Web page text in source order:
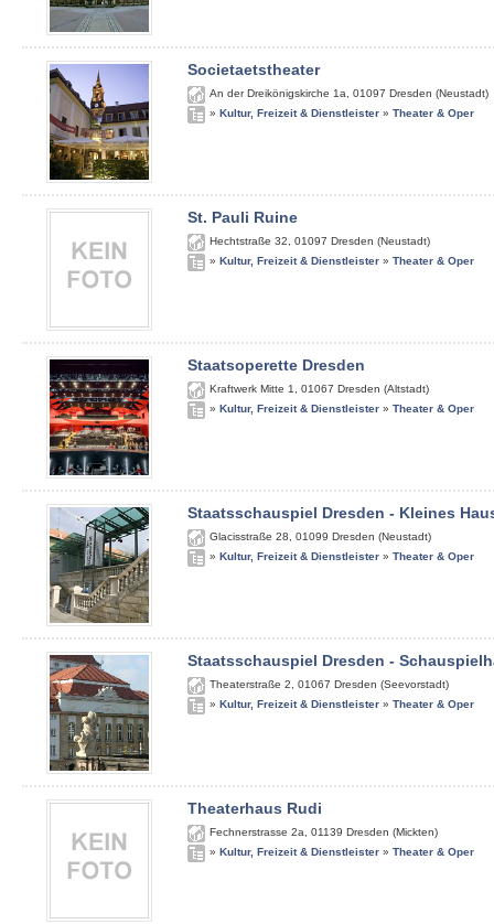
Societaetstheater
An der Dreikönigskirche 1a 01097 Dresden (Neustadt)
» Kultur, Freizeit & Dienstleister » Theater & Oper
St. Pauli Ruine
Hechtstraße 32 01097 Dresden (Neustadt)
» Kultur, Freizeit & Dienstleister » Theater & Oper
Staatsoperette Dresden
Kraftwerk Mitte 1 01067 Dresden (Altstadt)
» Kultur, Freizeit & Dienstleister » Theater & Oper
Staatsschauspiel Dresden - Kleines
Glacisstraße 28 01099 Dresden (Neustadt)
» Kultur, Freizeit & Dienstleister » Theater & Oper
Staatsschauspiel Dresden -
Theaterstraße 2 01067 Dresden (Seevorstadt)
» Kultur, Freizeit & Dienstleister » Theater & Oper
Theaterhaus Rudi
Fechnerstrasse 2a 01139 Dresden (Mickten)
» Kultur, Freizeit & Dienstleister » Theater & Oper